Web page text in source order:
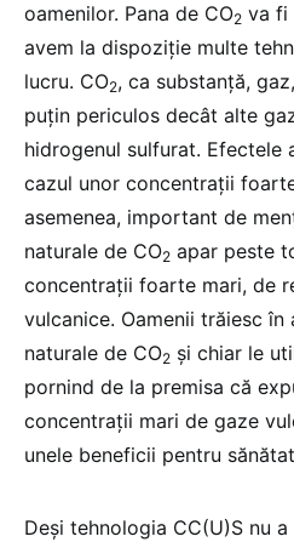
oamenilor. Pana de CO2 va fi
avem la dispoziție multe
lucru. CO2, ca substanță,
puțin periculos decât alte
hidrogenul sulfurat. Efectele
cazul unor concentrații
asemenea, important de
naturale de CO2 apar peste
concentrații foarte mari, de
vulcanice. Oamenii trăiesc în
naturale de CO2 și chiar le
pornind de la premisa că
concentrații mari de gaze
unele beneficii pentru
Deși tehnologia CC(U)S nu